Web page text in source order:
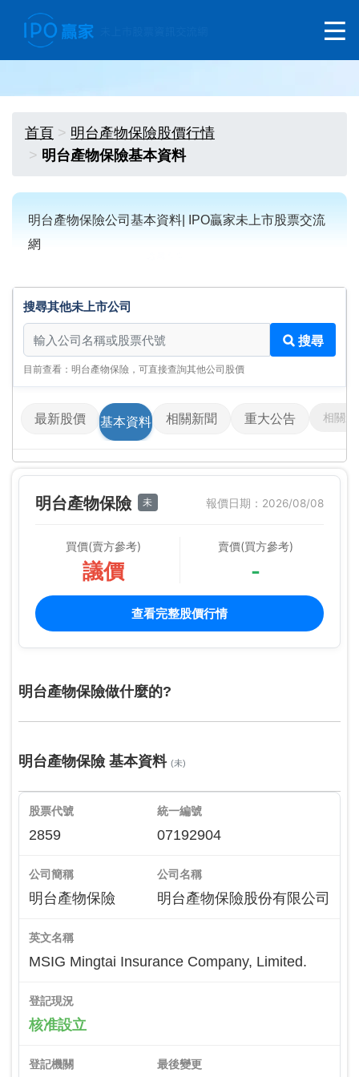
首頁
明台產物保險股價行情
明台產物保險基本資料
明台產物保險公司基本資料| IPO贏家未上市股票交流
網
搜尋其他未上市公司
搜尋其他未上市公司
搜尋
目前查看：明台產物保險，可直接查詢其他公司股價
最新股價 基本資料 相關新聞 重大公告 相關影
明台產物保險 未 報價日期：2026/08/08
買價(賣方參考)
議價
賣價(買方參考)
-
查看完整股價行情
明台產物保險做什麼的?
明台產物保險 基本資料 (未)
股票代號
2859
統一編號
07192904
公司簡稱
明台產物保險
公司名稱
明台產物保險股份有限公司
英文名稱
MSIG Mingtai Insurance Company, Limited.
登記現況
核准設立
登記機關 最後變更